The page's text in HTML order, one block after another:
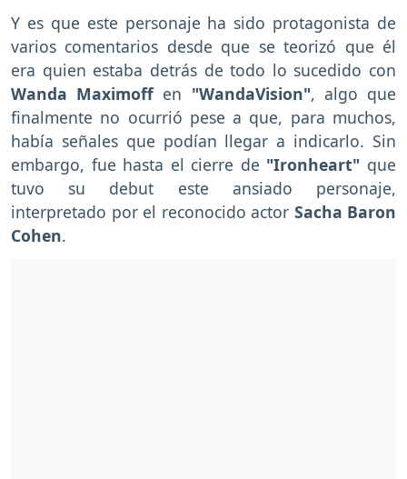
Y es que este personaje ha sido protagonista de
varios comentarios desde que se teorizó que él
era quien estaba detrás de todo lo sucedido con
Wanda Maximoffen "WandaVision", algo que
finalmente no ocurrió pese a que, para muchos,
había señales que podían llegar a indicarlo. Sin
embargo, fue hasta el cierre de "Ironheart" que
tuvo su debut este ansiado personaje,
interpretado por el reconocido actor Sacha Baron
Cohen.